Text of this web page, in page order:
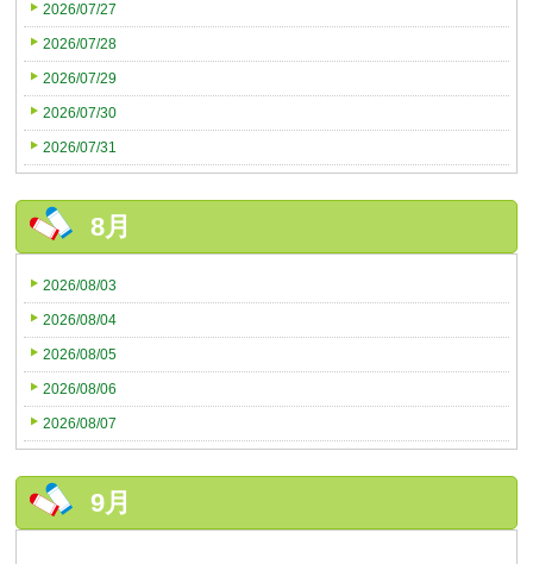
2026/07/27
2026/07/28
2026/07/29
2026/07/30
2026/07/31
8月
2026/08/03
2026/08/04
2026/08/05
2026/08/06
2026/08/07
9月